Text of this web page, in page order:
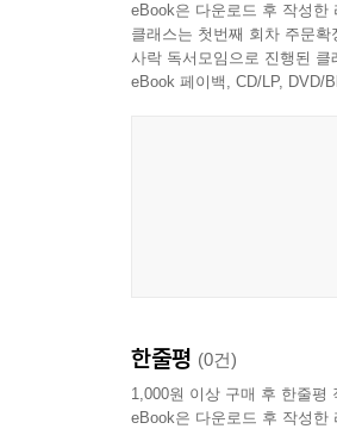
eBook은 다운로드 후 작성한
클래스는 첫번째 회차 주문
사락 독서모임으로 진행된
eBook 페이백, CD/LP, DVD/
한줄평 (0건)
1,000원 이상 구매 후 한줄평
eBook은 다운로드 후 작성한